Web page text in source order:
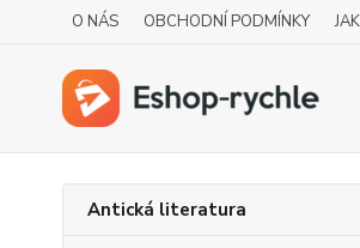
O NÁS OBCHODNÍ PODMÍNKY
Antická literatura